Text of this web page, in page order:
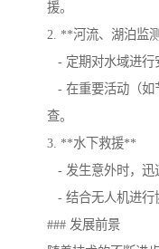
援。
2. **河流、湖泊监
- 定期对水域进行
- 在重要活动（如
查。
3. **水下救援**
- 发生意外时，迅
- 结合无人机进行
### 发展前景